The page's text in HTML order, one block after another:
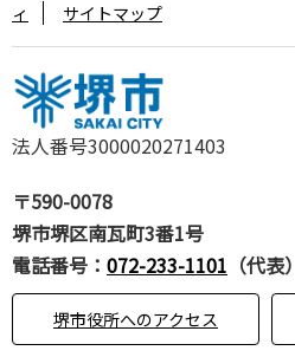
法人番号3000020271403
〒590-0078
堺市堺区南瓦町3番1号
電話番号： 072-233-1101 （代表）
堺市役所へのアクセス
ィ
サイトマップ